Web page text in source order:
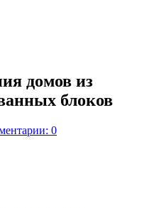
домов из
блоков
0